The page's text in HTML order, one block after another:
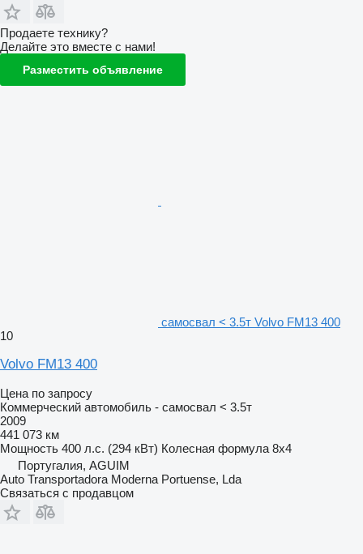
Продаете технику?
Делайте это вместе с нами!
Разместить объявление
самосвал < 3.5т Volvo FM13 400
10
Volvo FM13 400
Цена по запросу
Коммерческий автомобиль - самосвал < 3.5т
2009
441 073 км
Мощность 400 л.с. (294 кВт) Колесная формула 8x4
Португалия, AGUIM
Auto Transportadora Moderna Portuense, Lda
Связаться с продавцом